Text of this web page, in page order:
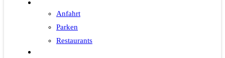
Anfahrt
Parken
Restaurants